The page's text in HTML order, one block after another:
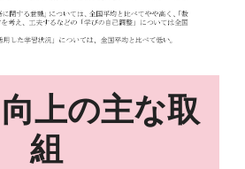
上の主な取
組